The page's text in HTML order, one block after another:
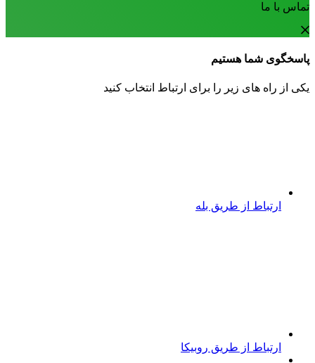
تماس با ما
پاسخگوی شما هستیم
یکی از راه های زیر را برای ارتباط انتخاب کنید
ارتباط از طریق بله
ارتباط از طریق روبیکا